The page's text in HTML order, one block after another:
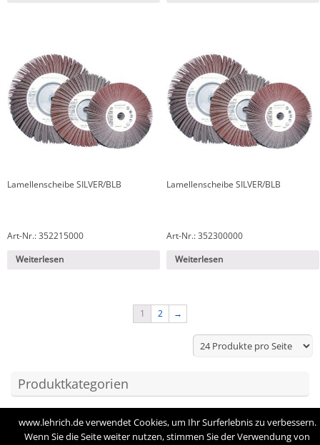
Lamellenscheibe SILVER/BLB
Art-Nr.: 352215000
Weiterlesen
Lamellenscheibe SILVER/BLB
Art-Nr.: 352300000
Weiterlesen
1 2 →
Produktkategorien
Zubehör
www.lehrich.de verwendet Cookies, um Ihr Surferlebnis zu verbessern.
Wenn Sie die Seite weiter nutzen, stimmen Sie der Verwendung von